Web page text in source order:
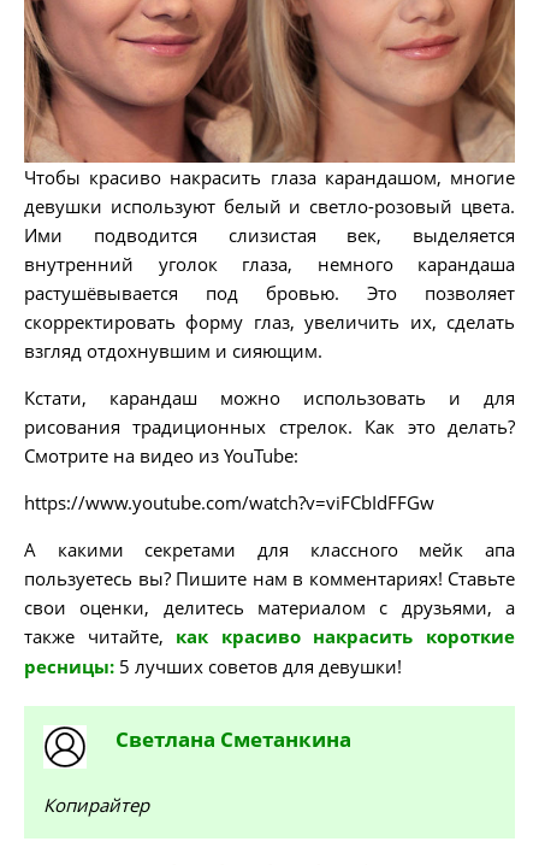
Чтобы красиво накрасить глаза карандашом, многие
девушки используют белый и светло-розовый цвета.
Ими подводится слизистая век, выделяется
внутренний уголок глаза, немного карандаша
растушёвывается под бровью. Это позволяет
скорректировать форму глаз, увеличить их, сделать
взгляд отдохнувшим и сияющим.
Кстати, карандаш можно использовать и для
рисования традиционных стрелок. Как это делать?
Смотрите на видео из YouTube:
https://www.youtube.com/watch?v=viFCbIdFFGw
А какими секретами для классного мейк апа
пользуетесь вы? Пишите нам в комментариях! Ставьте
свои оценки, делитесь материалом с друзьями, а
также читайте, как красиво накрасить короткие
ресницы: 5 лучших советов для девушки!
Светлана Сметанкина
Копирайтер